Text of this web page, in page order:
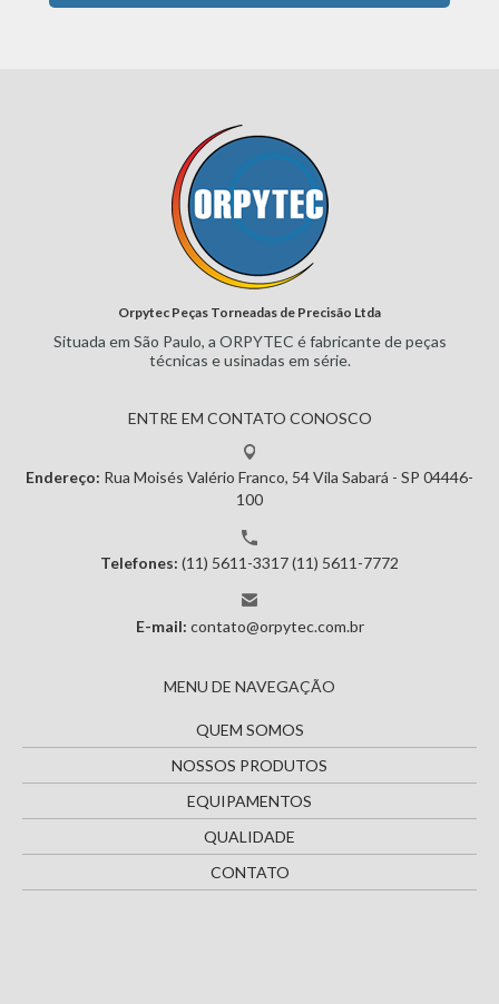
Orpytec Peças Torneadas de Precisão Ltda
Situada em São Paulo, a ORPYTEC é fabricante de peças
técnicas eusinadas em série.
ENTRE EM CONTATO CONOSCO
Endereço: Rua Moisés Valério Franco, 54Vila Sabará - SP 04446-
100
Telefones: (11) 5611-3317(11) 5611-7772
E-mail: contato@orpytec.com.br
MENU DE NAVEGAÇÃO
QUEM SOMOS
NOSSOS PRODUTOS
EQUIPAMENTOS
QUALIDADE
CONTATO